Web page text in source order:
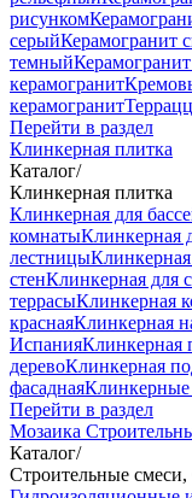
рисунком
серыйКерамогранит
темный
керамогранит
керамогранит
Перейти в раздел
Клинкерная плитка
Каталог/
Клинкерная плитка
Клинкерная для
комнатыКлинкерная
лестницы
стенКлинкерная для
террасыКлинкерная
краснаяКлинкерная
ИспанияКлинкерная
деревоКлинкерная
фасаднаяКлинкерные
Перейти в раздел
Мозаика
Каталог/
Строительные